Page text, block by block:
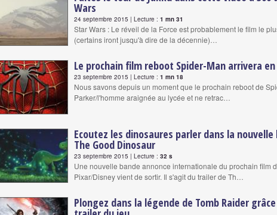
Wars
24 septembre 2015 | Lecture : 1 mn 31
Star Wars : Le réveil de la Force est probablement le film le
(certains iront jusqu'à dire de la décennie)…
Le prochain film reboot Spider-Man arrivera en
23 septembre 2015 | Lecture : 1 mn 18
Nous savons depuis un moment que le prochain reboot de
Parker/l'homme araignée au lycée et ne retrac…
Ecoutez les dinosaures parler dans la nouvelle
The Good Dinosaur
23 septembre 2015 | Lecture : 32 s
Une nouvelle bande annonce internationale du prochain film
Pixar/Disney vient de sortir. Il s'agit du trailer de Th…
Plongez dans la légende de Tomb Raider